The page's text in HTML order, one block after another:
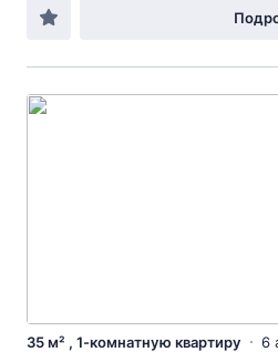
35 м² , 1-комнатную квартиру 6